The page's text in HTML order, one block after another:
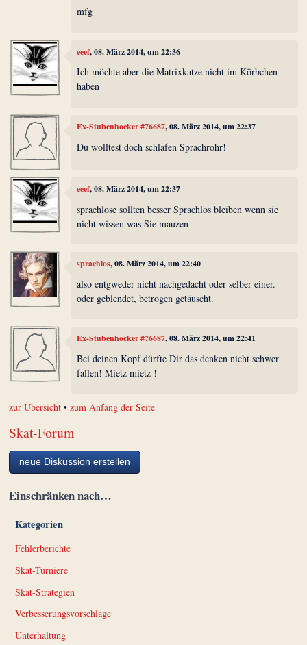
mfg
eeef, 08. März 2014, um 22:36
Ich möchte aber die Matrixkatze nicht im Körbchen
haben
Ex-Stubenhocker #76687, 08. März 2014, um 22:37
Du wolltest doch schlafen Sprachrohr!
eeef, 08. März 2014, um 22:37
sprachlose sollten besser Sprachlos bleiben wenn sie
nicht wissen was Sie mauzen
sprachlos, 08. März 2014, um 22:40
also entgweder nicht nachgedacht oder selber einer.
oder geblendet, betrogen getäuscht.
Ex-Stubenhocker #76687, 08. März 2014, um 22:41
Bei deinen Kopf dürfte Dir das denken nicht schwer
fallen! Mietz mietz !
zur Übersicht •zum Anfang der Seite
Skat-Forum
neue Diskussion erstellen
Einschränken nach…
Kategorien
Fehlerberichte
Skat-Turniere
Skat-Strategien
Verbesserungsvorschläge
Unterhaltung